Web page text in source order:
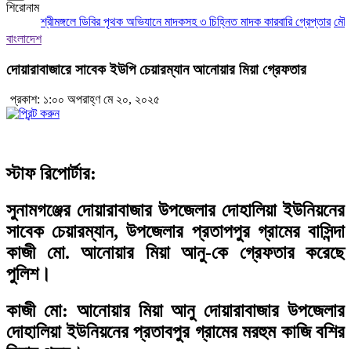
শিরোনাম
শ্রীমঙ্গলে ডিবির পৃথক অভিযানে মাদকসহ ৩ চিহ্নিত মাদক কারবারি গ্রেপ্তার
বাংলাদেশ
দোয়ারাবাজারে সাবেক ইউপি চেয়ারম্যান আনোয়ার মিয়া গ্রেফতার
প্রকাশ: ১:০০ অপরাহ্ণ মে ২০, ২০২৫
স্টাফ রিপোর্টার:
সুনামগঞ্জের দোয়ারাবাজার উপজেলার দোহালিয়া ইউনিয়নের
সাবেক চেয়ারম্যান, উপজেলার প্রতাপপুর গ্রামের বাসিন্দা
কাজী মো. আনোয়ার মিয়া আনু-কে গ্রেফতার করেছে
পুলিশ।
কাজী মো: আনোয়ার মিয়া আনু দোয়ারাবাজার উপজেলার
দোহালিয়া ইউনিয়নের প্রতাবপুর গ্রামের মরহুম কাজি বশির